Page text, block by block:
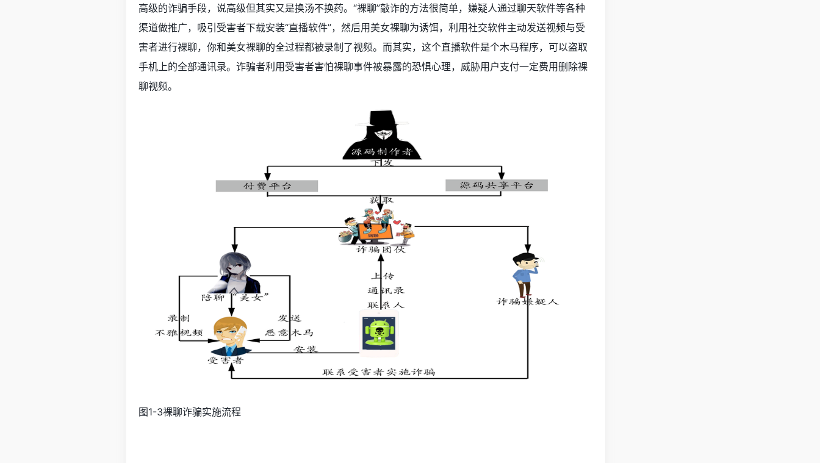
高级的诈骗手段，说高级但其实又是换汤不换药。“裸聊”敲诈的方法很简单，嫌疑人通过聊天软件等各种
渠道做推广，吸引受害者下载安装“直播软件”，然后用美女裸聊为诱饵，利用社交软件主动发送视频与受
害者进行裸聊，你和美女裸聊的全过程都被录制了视频。而其实，这个直播软件是个木马程序，可以盗取
手机上的全部通讯录。诈骗者利用受害者害怕裸聊事件被暴露的恐惧心理，威胁用户支付一定费用删除裸
聊视频。
图1-3裸聊诈骗实施流程